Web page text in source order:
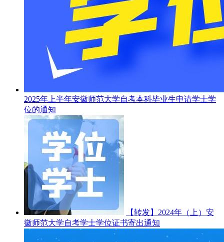
2025年上半年安徽师范大学自考本科毕业生申请学士学
位的通知
【转发】2024年（上）安
徽师范大学自考学士学位证书寄出通知